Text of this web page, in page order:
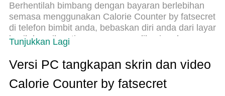
Berhentilah bimbang dengan bayaran berlebihan
semasa menggunakan Calorie Counter by fatsecret
di telefon bimbit anda, bebaskan diri anda dari layar
kecil dan nikmati penggunaan aplikasi pada
paparan yang jauh lebih besar. Mulai sekarang,
dapatkan pengalaman skrin penuh aplikasi anda
dengan papan kekunci dan tetikus. MEmu Play
semua ciri mengejutkan yang anda harapkan:
Tunjukkan Lagi
Versi PC tangkapan skrin dan video
Calorie Counter by fatsecret